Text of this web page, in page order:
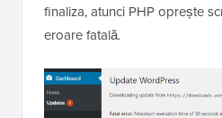
finaliza, atunci PHP oprește
eroare fatală.